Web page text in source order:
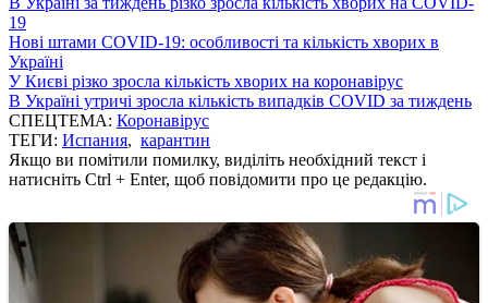
19
Нові штами COVID-19: особливості та кількість хворих в
Україні
У Києві різко зросла кількість хворих на коронавірус
В Україні утричі зросла кількість випадків COVID за тиждень
СПЕЦТЕМА: Коронавірус
ТЕГИ: Испания, карантин
Якщо ви помітили помилку, виділіть необхідний текст і
натисніть Ctrl + Enter, щоб повідомити про це редакцію.